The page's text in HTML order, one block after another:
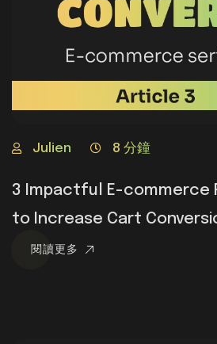
Julien 8 分鐘
3 Impactful E-commerce
to Increase Cart
閱讀更多